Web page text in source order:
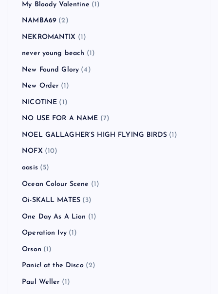
My Bloody Valentine (1)
NAMBA69 (2)
NEKROMANTIX (1)
never young beach (1)
New Found Glory (4)
New Order (1)
NICOTINE (1)
NO USE FOR A NAME (7)
NOEL GALLAGHER’S HIGH FLYING BIRDS(1)
NOFX (10)
oasis(5)
Ocean Colour Scene (1)
Oi-SKALL MATES (3)
One Day As A Lion (1)
Operation Ivy(1)
Orson (1)
Panic! at the Disco(2)
Paul Weller (1)